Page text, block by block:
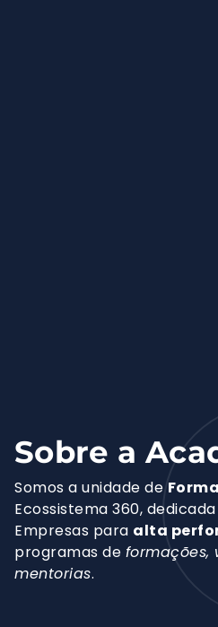
Sobre a
Somos a unidade de
Ecossistema 360,
Empresas para alta
programas de formações,
mentorias.